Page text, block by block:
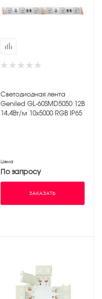
Светодиодная лента
Geniled GL-60SMD5050 12В
14,4Вт/м 10х5000 RGB IP65
Цена
По запросу
ЗАКАЗАТЬ